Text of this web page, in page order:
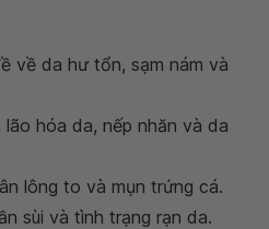
về da hư tổn, sạm nám và
hóa da, nếp nhăn và da
lông to và mụn trứng cá.
sùi và tình trạng rạn da.